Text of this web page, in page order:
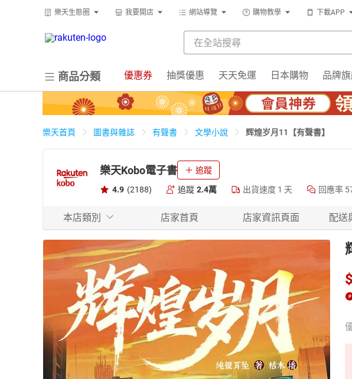
樂天生態圈 我要開店 網站導覽 購物教學 下載APP
商品分類 優惠券 抽獎優惠 天天免運 日本購物 品牌
樂天首頁 圖書與雜誌 有聲書 文學小說 辉煌岁月11【有聲書】
樂天Kobo電子書 追蹤
4.9 (2188) 追蹤 2.4萬 出貨速度 1 天 回應率
本店類別 店家首頁 店家資訊頁面 配送
$